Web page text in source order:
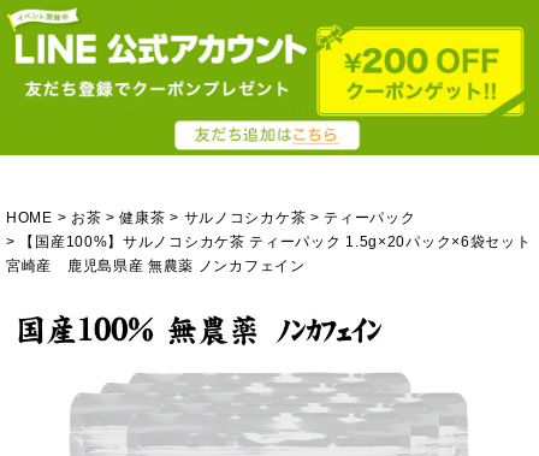
HOME お茶 健康茶 サルノコシカケ茶
ティーパック
【国産100%】サルノコシカケ茶 ティーパック 1.5g×20パック×6袋セット
宮崎産 鹿児島県産 無農薬 ノンカフェイン